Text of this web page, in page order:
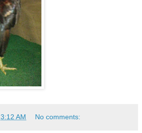
3:12 AM No comments: